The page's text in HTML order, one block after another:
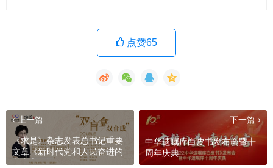
点赞65
上一篇
《求是》杂志发表总书记重要
文章《新时代党和人民奋进的
必由之路》
下一篇
中华遗嘱库白皮书发布会暨十
周年庆典